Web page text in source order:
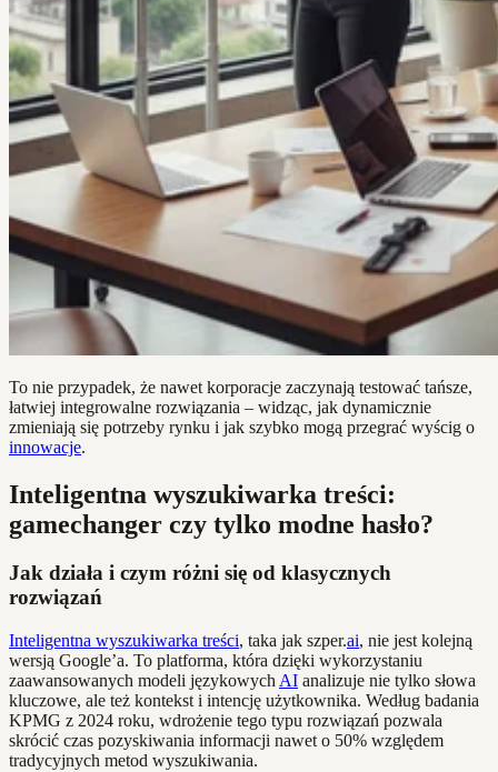
To nie przypadek, że nawet korporacje zaczynają testować tańsze,
łatwiej integrowalne rozwiązania – widząc, jak dynamicznie
zmieniają się potrzeby rynku i jak szybko mogą przegrać wyścig o
innowacje.
Inteligentna wyszukiwarka treści:
gamechanger czy tylko modne hasło?
Jak działa i czym różni się od klasycznych
rozwiązań
Inteligentna wyszukiwarka treści, taka jak szper.ai, nie jest kolejną
wersją Google’a. To platforma, która dzięki wykorzystaniu
zaawansowanych modeli językowych AI analizuje nie tylko słowa
kluczowe, ale też kontekst i intencję użytkownika. Według badania
KPMG z 2024 roku, wdrożenie tego typu rozwiązań pozwala
skrócić czas pozyskiwania informacji nawet o 50% względem
tradycyjnych metod wyszukiwania.